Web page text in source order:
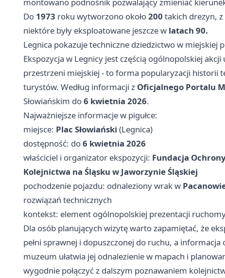
montowano podnośnik pozwalający zmieniać
Do 1973 roku wytworzono około200 takich drezyn, z
niektóre były eksploatowane jeszcze w latach 90.
Legnica pokazuje techniczne dziedzictwo w miejskiej
Ekspozycja w Legnicy jest częścią ogólnopolskiej
przestrzeni miejskiej - to forma popularyzacji historii
turystów. Według informacji z Oficjalnego Portalu
Słowiańskim do6 kwietnia 2026.
Najważniejsze informacje w pigułce:
miejsce: Plac Słowiański (Legnica)
dostępność: do6 kwietnia 2026
właściciel i organizator ekspozycji: Fundacja
Kolejnictwa na Śląsku w Jaworzynie Śląskiej
pochodzenie pojazdu: odnaleziony wrak w
rozwiązań technicznych
kontekst: element ogólnopolskiej prezentacji
Dla osób planujących wizytę warto zapamiętać, że
pełni sprawnej i dopuszczonej do ruchu, a
muzeum ułatwia jej odnalezienie w mapach i
wygodnie połączyć z dalszym poznawaniem